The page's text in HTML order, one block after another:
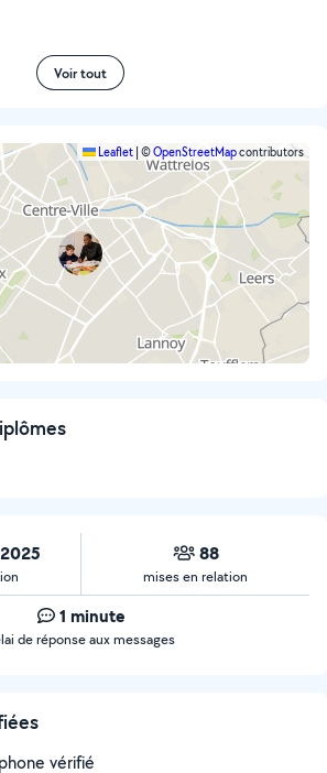
Voir tout
Leaflet ©OpenStreetMapcontributors
88
mises en relation
1 minute
de réponse aux messages
vérifié